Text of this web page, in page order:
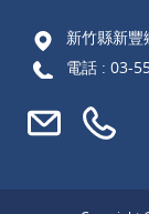
新竹縣新
電話 : 03-